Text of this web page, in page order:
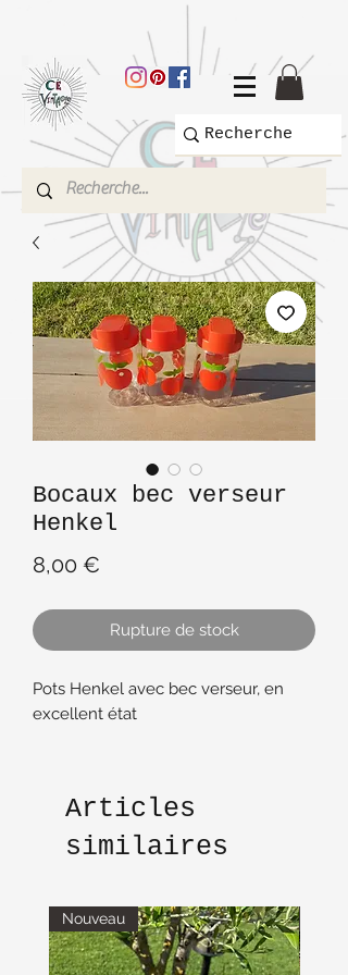
Bocaux bec verseur
Henkel
8,00 €
Rupture de stock
Pots Henkel avec bec verseur, en
excellent état
Articles
similaires
Nouveau